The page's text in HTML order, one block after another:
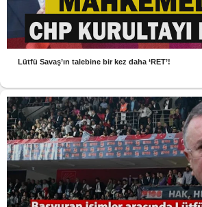
Lütfü Savaş’ın talebine bir kez daha ‘RET’!